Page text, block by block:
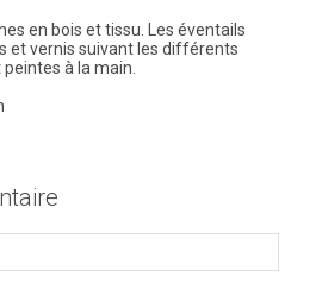
en bois et tissu. Les éventails
et vernis suivant les différents
à la main.